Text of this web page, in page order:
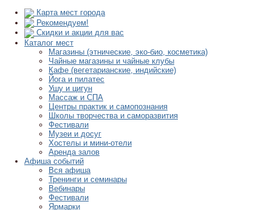
Карта мест города
Рекомендуем!
Скидки и акции для вас
Каталог мест
Магазины (этнические, эко-био, косметика)
Чайные магазины и чайные клубы
Кафе (вегетарианские, индийские)
Йога и пилатес
Ушу и цигун
Массаж и СПА
Центры практик и самопознания
Школы творчества и саморазвития
Фестивали
Музеи и досуг
Хостелы и мини-отели
Аренда залов
Афиша событий
Вся афиша
Тренинги и семинары
Вебинары
Фестивали
Ярмарки